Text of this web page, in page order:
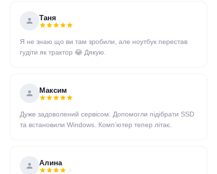
Таня
Я не знаю що ви там зробили, але ноутбук перестав
гудіти як трактор 😂 Дякую.
Максим
Дуже задоволений сервісом. Допомогли підібрати SSD
та встановили Windows. Комп’ютер тепер літає.
Алина